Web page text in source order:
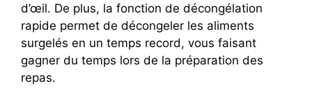
d’œil. De plus, la fonction de décongélation
rapide permet de décongeler les aliments
surgelés en un temps record, vous faisant
gagner du temps lors de la préparation des
repas.